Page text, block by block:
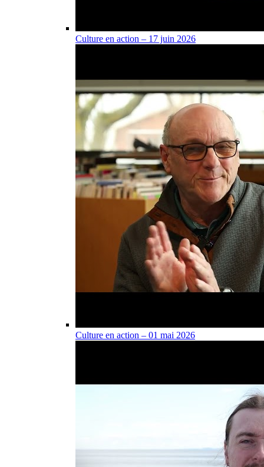
Culture en action – 17 juin 2026
Culture en action – 01 mai 2026